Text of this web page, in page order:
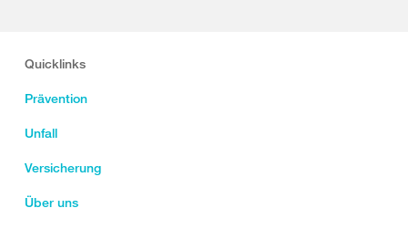
Quicklinks
Prävention
Unfall
Versicherung
Über uns